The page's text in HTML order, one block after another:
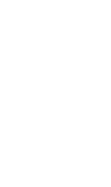
dedicato per ogni
della sede centrale.
stornare il pagamento.